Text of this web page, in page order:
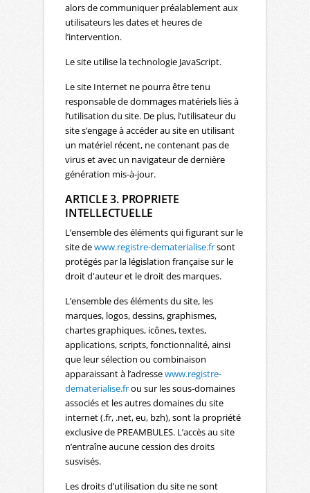
alors de communiquer préalablement aux
utilisateurs les dates et heures de
l’intervention.
Le site utilise la technologie JavaScript.
Le site Internet ne pourra être tenu
responsable de dommages matériels liés à
l’utilisation du site. De plus, l’utilisateur du
site s’engage à accéder au site en utilisant
un matériel récent, ne contenant pas de
virus et avec un navigateur de dernière
génération mis-à-jour.
ARTICLE 3. PROPRIETE
INTELLECTUELLE
L’ensemble des éléments qui figurant sur le
site dewww.registre-dematerialise.frsont
protégés par la législation française sur le
droit d'auteur et le droit des marques.
L’ensemble des éléments du site, les
marques, logos, dessins, graphismes,
chartes graphiques, icônes, textes,
applications, scripts, fonctionnalité, ainsi
que leur sélection ou combinaison
apparaissant à l’adressewww.registre-
dematerialise.frou sur les sous-domaines
associés et les autres domaines du site
internet (.fr, .net, eu, bzh), sont la propriété
exclusive de PREAMBULES. L’accès au site
n’entraîne aucune cession des droits
susvisés.
Les droits d’utilisation du site ne sont